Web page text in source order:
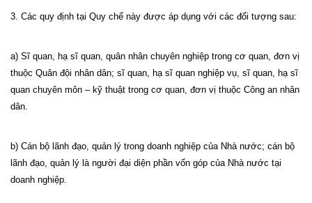
3. Các quy định tại Quy chế này được áp dụng với các đối tượng sau:
a) Sĩ quan, hạ sĩ quan, quân nhân chuyên nghiệp trong cơ quan, đơn vị
thuộc Quân đội nhân dân; sĩ quan, hạ sĩ quan nghiệp vụ, sĩ quan, hạ sĩ
quan chuyên môn – kỹ thuật trong cơ quan, đơn vị thuộc Công an nhân
dân.
b) Cán bộ lãnh đạo, quản lý trong doanh nghiệp của Nhà nước; cán bộ
lãnh đạo, quản lý là người đại diện phần vốn góp của Nhà nước tại
doanh nghiệp.